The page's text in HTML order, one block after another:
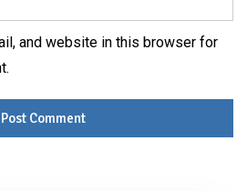
and website in this browser for